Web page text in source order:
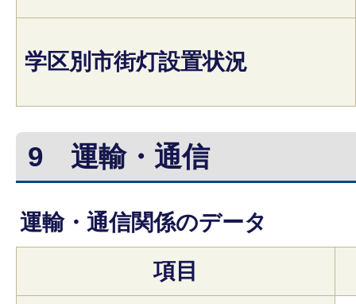
学区別市街灯設置状況
9 運輸・通信
運輸・通信関係のデータ
項目